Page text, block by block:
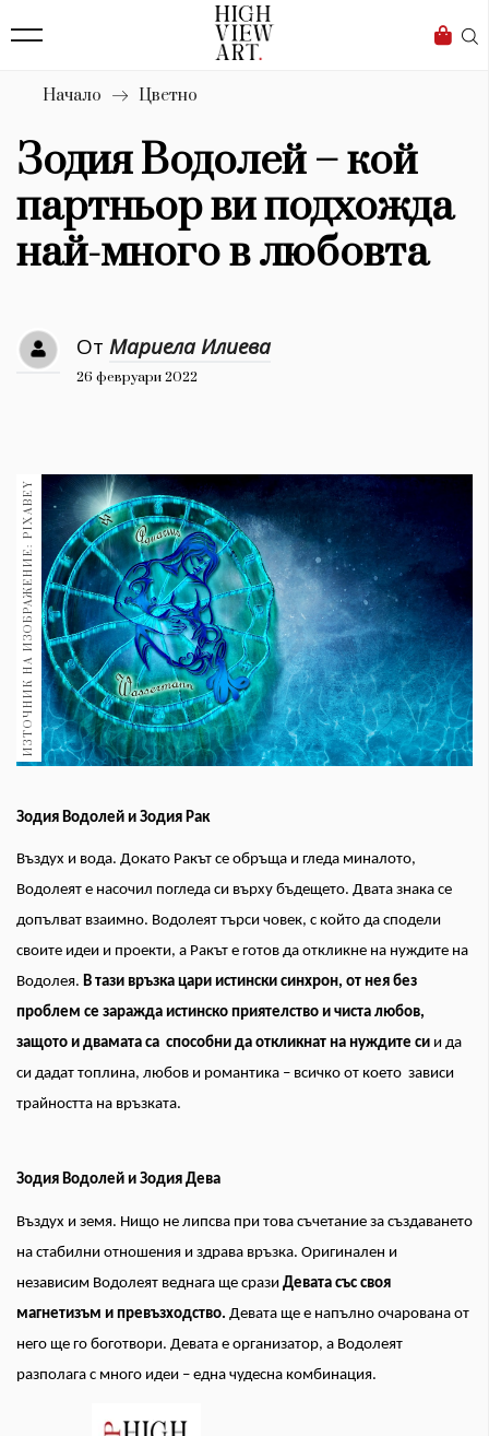
Бизнес
Мода
Dialogue
Изкуство
4340
Дизайн
Книги
30+ 1970
Гурме 1710
Пътувай
237
Здраве 389
Gentlemen
Wellness
ПОСЛЕДВАЙТЕ
НИ
Начало Цветно
Зодия Водолей – кой
партньор ви подхожда
най-много в любовта
От Мариела Илиева
26 февруари 2022
ИЗТОЧНИК НА ИЗОБРАЖЕНИЕ: PIXABEY
Зодия Водолей и Зодия Рак
Въздух и вода. Докато Ракът се обръща и гледа миналото,
Водолеят е насочил погледа си върху бъдещето. Двата знака се
допълват взаимно. Водолеят търси човек, с който да сподели
своите идеи и проекти, а Ракът е готов да откликне на нуждите на
Водолея. В тази връзка цари истински синхрон, от нея без
проблем се заражда истинско приятелство и чиста любов,
защото и двамата са способни да откликнат на нуждите си и да
си дадат топлина, любов и романтика – всичко от което зависи
трайността на връзката.
Зодия Водолей и Зодия Дева
Въздух и земя. Нищо не липсва при това съчетание за създаването
на стабилни отношения и здрава връзка. Оригинален и
независим Водолеят веднага ще срази Девата със своя
магнетизъм и превъзходство. Девата ще е напълно очарована от
него ще го боготвори. Девата е организатор, а Водолеят
разполага с много идеи – една чудесна комбинация.